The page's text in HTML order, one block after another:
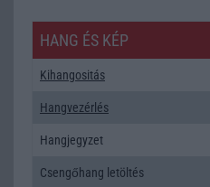
HANG ÉS KÉP
Kihangositás
Hangvezérlés
Hangjegyzet
Csengőhang letöltés